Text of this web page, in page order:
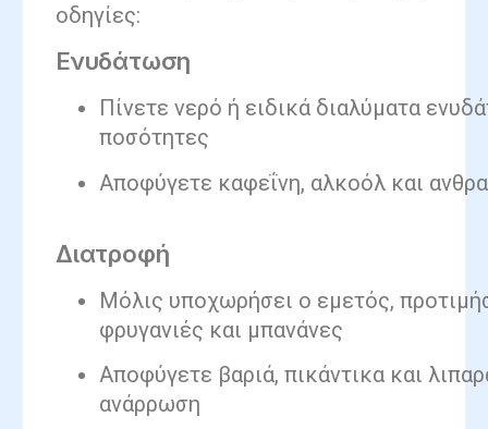
οδηγίες:
Ενυδάτωση
Πίνετε νερό ή ειδικά διαλύματα
ποσότητες
Αποφύγετε καφεΐνη, αλκοόλ και
Διατροφή
Μόλις υποχωρήσει ο εμετός,
φρυγανιές και μπανάνες
Αποφύγετε βαριά, πικάντικα και
ανάρρωση